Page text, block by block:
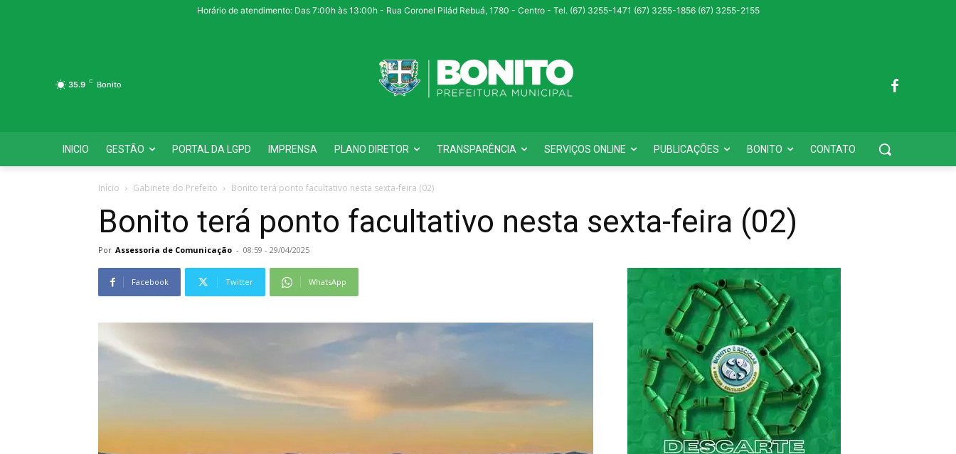
Horário de atendimento: Das 7:00h às 13:00h - Rua Coronel Pilád Rebuá, 1780 - Centro - Tel. (67) 3255-1471 (67) 3255-1856 (67) 3255-2155
35.9 C Bonito
INICIO GESTÃO PORTAL DA LGPD IMPRENSA PLANO DIRETOR TRANSPARÊNCIA SERVIÇOS ONLINE PUBLICAÇÕES BONITO CONTATO
Início Gabinete do Prefeito Bonito terá ponto facultativo nesta sexta-feira (02)
Bonito terá ponto facultativo nesta sexta-feira (02)
Por Assessoria de Comunicação - 08:59 - 29/04/2025
Facebook Twitter WhatsApp